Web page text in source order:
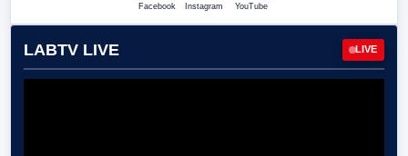
Facebook Instagram YouTube
LABTV LIVE LIVE